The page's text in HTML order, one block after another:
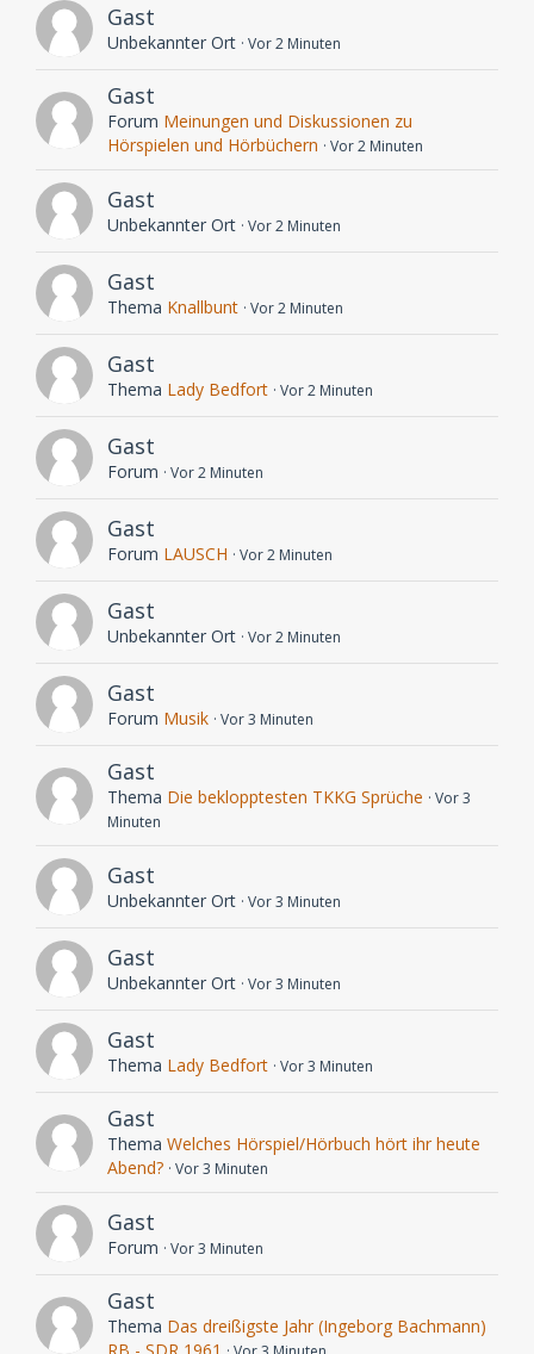
Gast
Unbekannter Ort Vor 2 Minuten
Gast
Forum Meinungen und Diskussionen zu
Hörspielen und Hörbüchern
Vor 2 Minuten
Gast
Unbekannter Ort Vor 2 Minuten
Gast
Thema Knallbunt Vor 2 Minuten
Gast
Thema Lady Bedfort Vor 2 Minuten
Gast
Forum Vor 2 Minuten
Gast
Forum LAUSCH Vor 2 Minuten
Gast
Unbekannter Ort Vor 2 Minuten
Gast
Forum Musik Vor 3 Minuten
Gast
Thema Die beklopptesten TKKG Sprüche
Vor 3
Minuten
Gast
Unbekannter Ort Vor 3 Minuten
Gast
Unbekannter Ort Vor 3 Minuten
Gast
Thema Lady Bedfort Vor 3 Minuten
Gast
Thema Welches Hörspiel/Hörbuch hört ihr heute
Abend? Vor 3 Minuten
Gast
Forum Vor 3 Minuten
Gast
Thema Das dreißigste Jahr (Ingeborg Bachmann)